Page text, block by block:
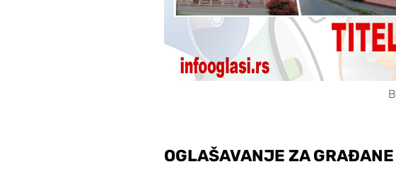
OGLAŠAVANJE ZA